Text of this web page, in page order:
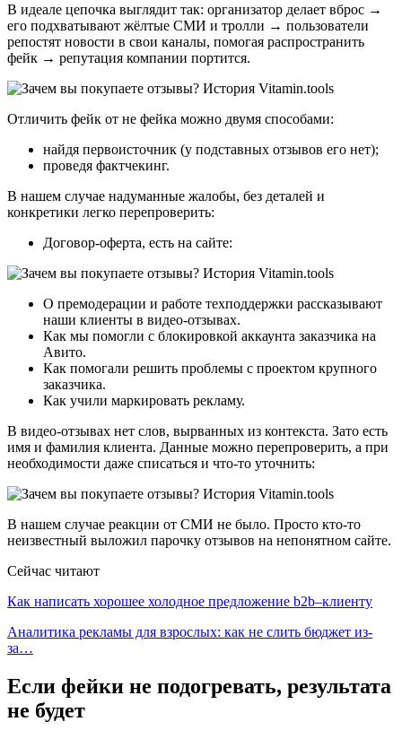
В идеале цепочка выглядит так: организатор делает вброс →
его подхватывают жёлтые СМИ и тролли → пользователи
репостят новости в свои каналы, помогая распространить
фейк → репутация компании портится.
Отличить фейк от не фейка можно двумя способами:
найдя первоисточник (у подставных отзывов его нет);
проведя фактчекинг.
В нашем случае надуманные жалобы, без деталей и
конкретики легко перепроверить:
Договор-оферта, есть на сайте:
О премодерации и работе техподдержки рассказывают
наши клиенты в видео-отзывах.
Как мы помогли с блокировкой аккаунта заказчика на
Авито.
Как помогали решить проблемы с проектом крупного
заказчика.
Как учили маркировать рекламу.
В видео-отзывах нет слов, вырванных из контекста. Зато есть
имя и фамилия клиента. Данные можно перепроверить, а при
необходимости даже списаться и что-то уточнить:
В нашем случае реакции от СМИ не было. Просто кто-то
неизвестный выложил парочку отзывов на непонятном сайте.
Сейчас читают
Как написать хорошее холодное предложение b2b–клиенту
Аналитика рекламы для взрослых: как не слить бюджет из-
за…
Если фейки не подогревать, результата
не будет